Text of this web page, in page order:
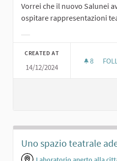
Vorrei che il nuovo Salunei
ospitare rappresentazioni
CREATED AT
14/12/2024
8 8
Uno spazio teatrale